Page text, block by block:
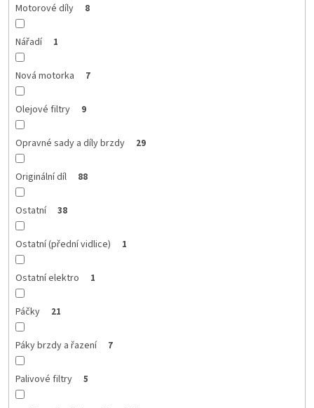
Motorové díly 8
Nářadí 1
Nová motorka 7
Olejové filtry 9
Opravné sady a díly brzdy 29
Originální díl 88
Ostatní 38
Ostatní (přední vidlice) 1
Ostatní elektro 1
Páčky 21
Páky brzdy a řazení 7
Palivové filtry 5